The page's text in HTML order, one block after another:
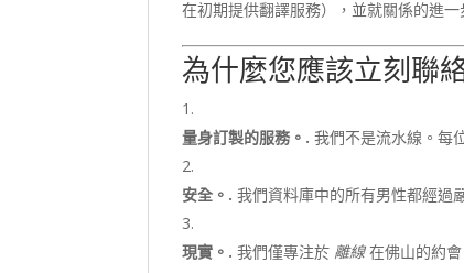
在初期提供翻譯服務），並就關係的進
為什麼您應該立刻聯
量身訂製的服務。. 我們不是流水線。每
安全。. 我們資料庫中的所有男性都經過
現實。. 我們僅專注於 離線在佛山的約會